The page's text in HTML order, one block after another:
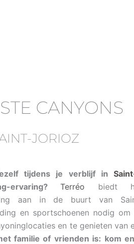
CANYONS
JORIOZ
tijdens je verblijf in
ervaring?Terréo biedt
aan in de buurt van
en sportschoenen nodig
en te genieten van
familie of vrienden is: kom